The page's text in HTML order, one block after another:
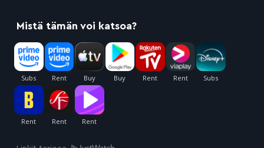
Mistä tämän voi katsoa?